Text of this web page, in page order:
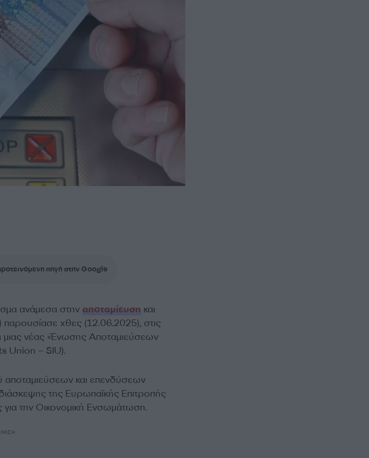
πηγή στην Google
ανάμεσα στην αποταμίευση και
χθες (12.06.2025), στις
μιας νέας «Ένωσης Αποταμιεύσεων
Union – SIU).
αποταμιεύσεων και επενδύσεων
της Ευρωπαϊκής Επιτροπής
για την Οικονομική Ενσωμάτωση.